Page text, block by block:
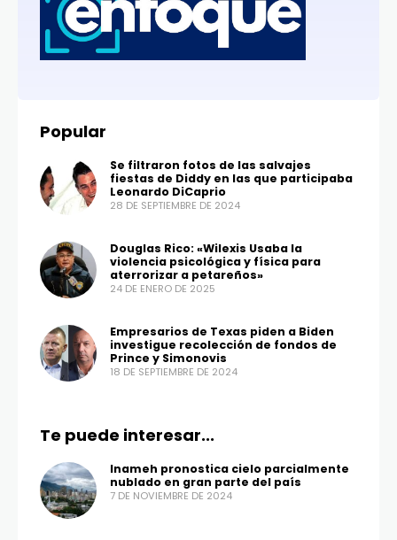
Popular
Se filtraron fotos de las salvajes
fiestas de Diddy en las que participaba
Leonardo DiCaprio
28 DE SEPTIEMBRE DE 2024
Douglas Rico: «Wilexis Usaba la
violencia psicológica y física para
aterrorizar a petareños»
24 DE ENERO DE 2025
Empresarios de Texas piden a Biden
investigue recolección de fondos de
Prince y Simonovis
18 DE SEPTIEMBRE DE 2024
Te puede interesar...
Inameh pronostica cielo parcialmente
nublado en gran parte del país
7 DE NOVIEMBRE DE 2024